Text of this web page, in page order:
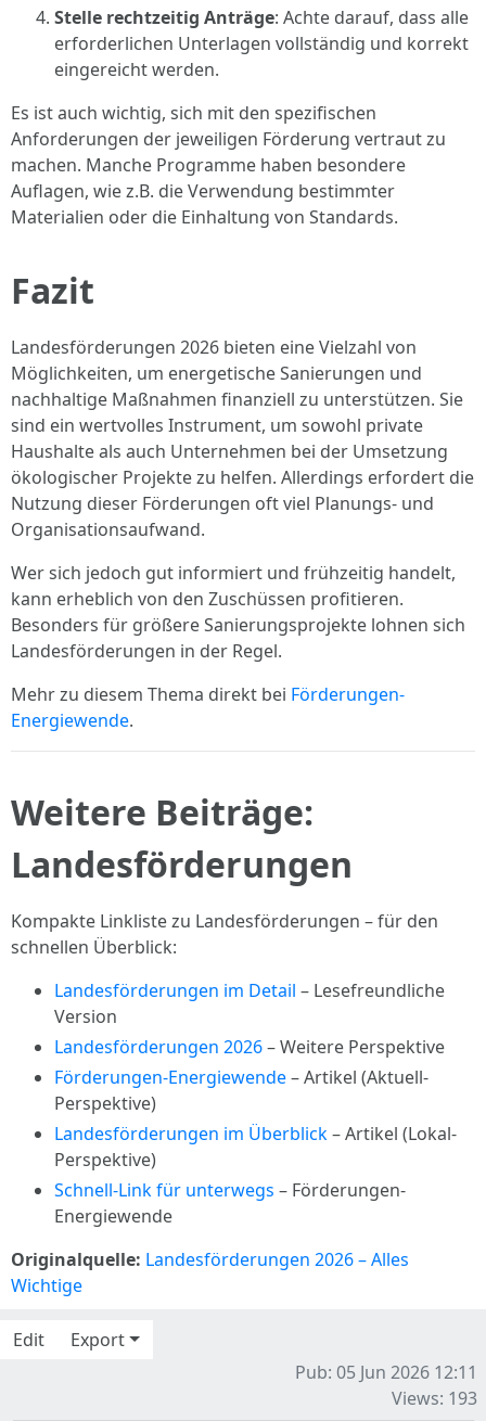
Stelle rechtzeitig Anträge: Achte darauf, dass alle
erforderlichen Unterlagen vollständig und korrekt
eingereicht werden.
Es ist auch wichtig, sich mit den spezifischen
Anforderungen der jeweiligen Förderung vertraut zu
machen. Manche Programme haben besondere
Auflagen, wie z.B. die Verwendung bestimmter
Materialien oder die Einhaltung von Standards.
Fazit
Landesförderungen 2026 bieten eine Vielzahl von
Möglichkeiten, um energetische Sanierungen und
nachhaltige Maßnahmen finanziell zu unterstützen. Sie
sind ein wertvolles Instrument, um sowohl private
Haushalte als auch Unternehmen bei der Umsetzung
ökologischer Projekte zu helfen. Allerdings erfordert die
Nutzung dieser Förderungen oft viel Planungs- und
Organisationsaufwand.
Wer sich jedoch gut informiert und frühzeitig handelt,
kann erheblich von den Zuschüssen profitieren.
Besonders für größere Sanierungsprojekte lohnen sich
Landesförderungen in der Regel.
Mehr zu diesem Thema direkt bei Förderungen-
Energiewende.
Weitere Beiträge:
Landesförderungen
Kompakte Linkliste zu Landesförderungen – für den
schnellen Überblick:
Landesförderungen im Detail – Lesefreundliche
Version
Landesförderungen 2026– Weitere Perspektive
Förderungen-Energiewende– Artikel (Aktuell-
Perspektive)
Landesförderungen im Überblick– Artikel (Lokal-
Perspektive)
Schnell-Link für unterwegs – Förderungen-
Energiewende
Originalquelle: Landesförderungen 2026 – Alles
Wichtige
Edit
Export
Pub: 05 Jun 2026 12:11
Views: 193